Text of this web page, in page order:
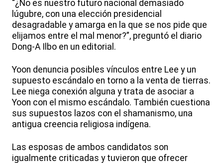
“¿No es nuestro futuro nacional demasiado
lúgubre, con una elección presidencial
desagradable y amarga en la que se nos pide que
elijamos entre el mal menor?”, preguntó el diario
Dong-A Ilbo en un editorial.
Yoon denuncia posibles vínculos entre Lee y un
supuesto escándalo en torno a la venta de tierras.
Lee niega conexión alguna y trata de asociar a
Yoon con el mismo escándalo. También cuestiona
sus supuestos lazos con el shamanismo, una
antigua creencia religiosa indígena.
Las esposas de ambos candidatos son
igualmente criticadas y tuvieron que ofrecer